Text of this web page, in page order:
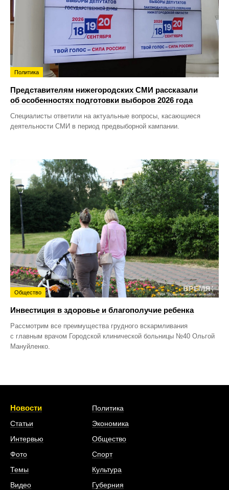
Политика
Представителям нижегородских СМИ рассказали
об особенностях подготовки выборов 2026 года
Специалисты ответили на актуальные вопросы, касающиеся
деятельности СМИ в период предвыборной кампании.
Общество
Инвестиция в здоровье и благополучие ребенка
Рассмотрим все преимущества грудного вскармливания
с главным врачом Городской клинической больницы №40 Ольгой
Мануйленко.
Новости
Статьи
Интервью
Фото
Темы
Видео
Политика
Экономика
Общество
Спорт
Культура
Губерния